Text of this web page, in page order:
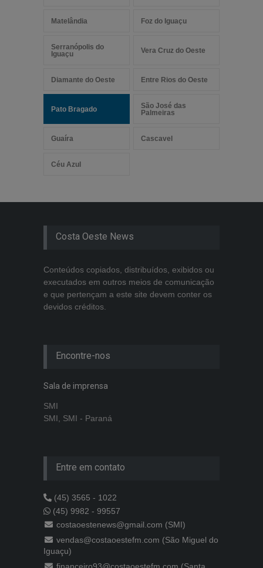
Matelândia Foz do Iguaçu
Serranópolis do
Iguaçu
Vera Cruz do Oeste
Diamante do Oeste Entre Rios do Oeste
Pato Bragado
São José das
Palmeiras
Guaíra Cascavel
Céu Azul
Costa Oeste News
Conteúdos copiados, distribuídos, exibidos ou
executados em outros meios de comunicação
e que pertençam a este site devem conter os
devidos créditos.
Encontre-nos
Sala de imprensa
SMI
SMI, SMI - Paraná
Entre em contato
(45) 3565 - 1022
(45) 9982 - 99557
costaoestenews@gmail.com (SMI)
vendas@costaoestefm.com (São Miguel do
Iguaçu)